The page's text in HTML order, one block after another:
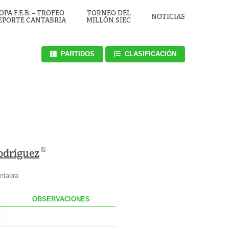
F.E.B. – TROFEO
CANTABRIA
TORNEO DEL
MILLÓN SIEC
NOTICIAS
PARTIDOS CLASIFICACIÓN
OBS ERVACIONES